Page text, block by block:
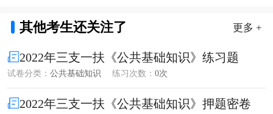
其他考生还关注了 更多 +
2022年三支一扶《公共基础知识》练习题
试卷分类： 公共基础知识 练习次数： 0次
2022年三支一扶《公共基础知识》押题密卷